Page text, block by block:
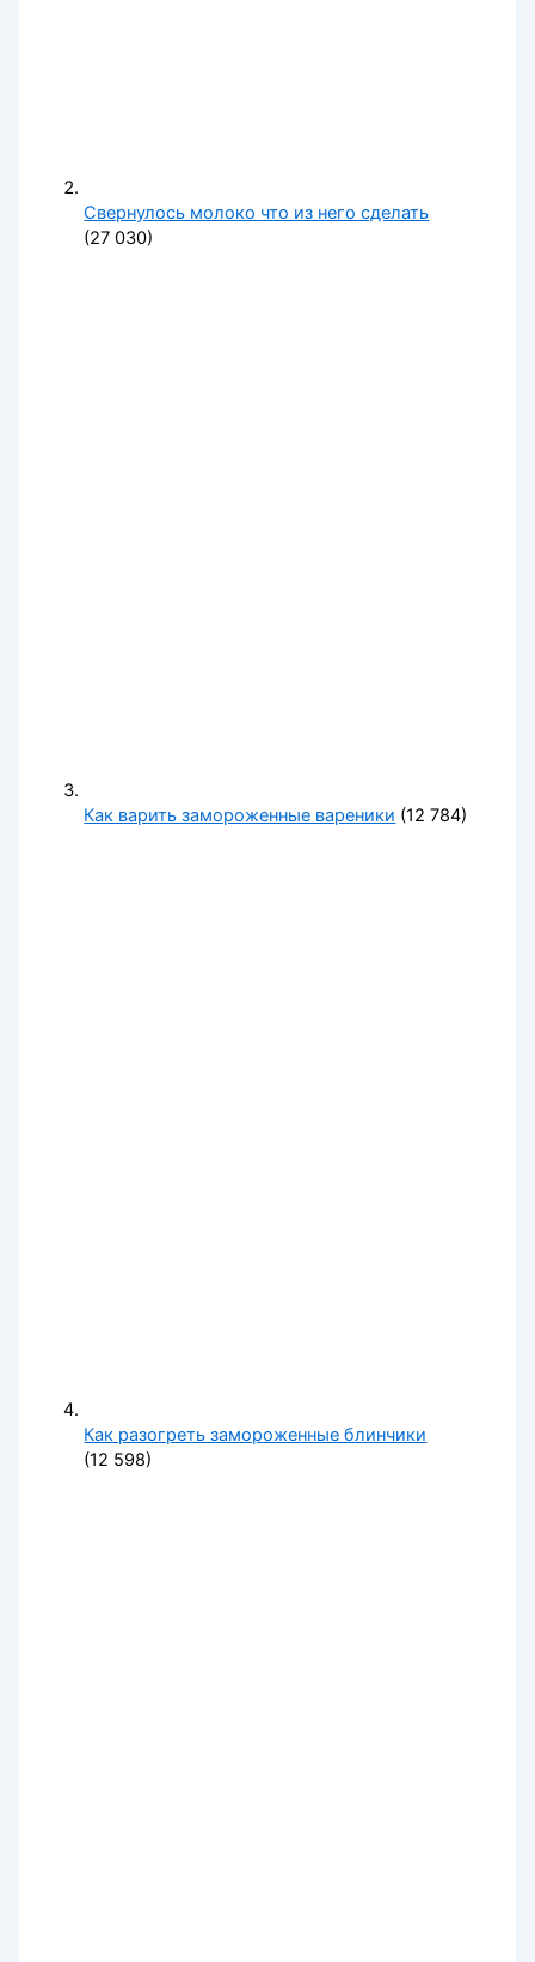
Свернулось молоко что из него сделать
(27 030)
Как варить замороженные вареники (12 784)
Как разогреть замороженные блинчики
(12 598)